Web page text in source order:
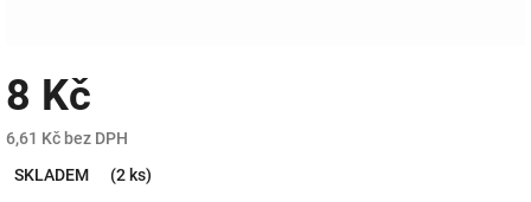
8 Kč
6,61 Kč bez DPH
cena:
SKLADEM (2 ks)